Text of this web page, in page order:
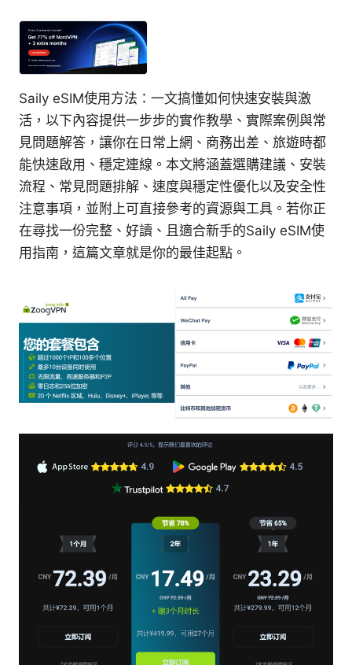
Saily eSIM使用方法：一文搞懂如何快速安裝與激
活，以下內容提供一步步的實作教學、實際案例與常
見問題解答，讓你在日常上網、商務出差、旅遊時都
能快速啟用、穩定連線。本文將涵蓋選購建議、安裝
流程、常見問題排解、速度與穩定性優化以及安全性
注意事項，並附上可直接參考的資源與工具。若你正
在尋找一份完整、好讀、且適合新手的Saily eSIM使
用指南，這篇文章就是你的最佳起點。